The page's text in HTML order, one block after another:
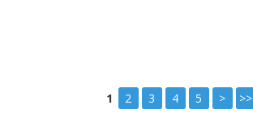
1 2 3 4 5 > >>